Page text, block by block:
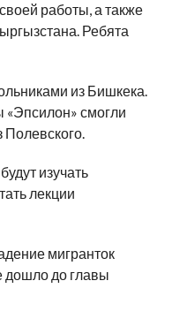
работы, а также
Ребята
из Бишкека.
«Эпсилон» смогли
Полевского.
будут изучать
лекции
мигранток
дошло до главы